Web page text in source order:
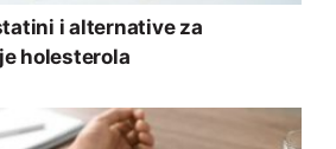
i alternative za
holesterola